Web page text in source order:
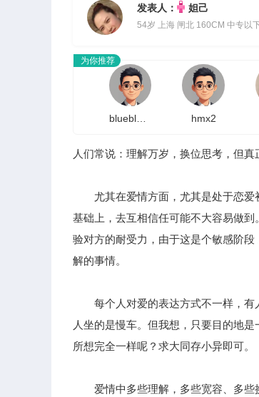
发表人： 妲己
54岁 上海 闸北 160CM 中专以
为你推荐
bluebluesea hmx2
人们常说：理解万岁，换位思考，但真
尤其在爱情方面，尤其是处于恋爱
基础上，去互相信任可能不大容易做
验对方的耐受力，由于这是个敏感阶
解的事情。
每个人对爱的表达方式不一样，有
人坐的是慢车。但我想，只要目的地
所想完全一样呢？求大同存小异即可。
爱情中多些理解，多些宽容、多些